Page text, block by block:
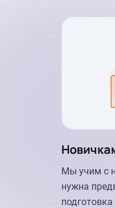
Мы учим с
нужна
подготовка